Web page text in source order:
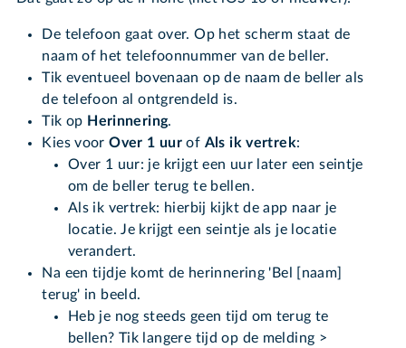
De telefoon gaat over. Op het scherm staat de
naam of het telefoonnummer van de beller.
Tik eventueel bovenaan op de naam de beller als
de telefoon al ontgrendeld is.
Tik op Herinnering.
Kies voor Over 1 uur of Als ik vertrek:
Over 1 uur: je krijgt een uur later een seintje
om de beller terug te bellen.
Als ik vertrek: hierbij kijkt de app naar je
locatie. Je krijgt een seintje als je locatie
verandert.
Na een tijdje komt de herinnering 'Bel [naam]
terug' in beeld.
Heb je nog steeds geen tijd om terug te
bellen? Tik langere tijd op de melding >